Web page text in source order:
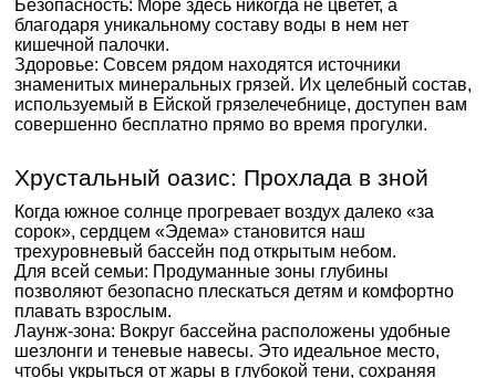
Безопасность: Море здесь никогда не цветет, а
благодаря уникальному составу воды в нем нет
кишечной палочки.
Здоровье: Совсем рядом находятся источники
знаменитых минеральных грязей. Их целебный состав,
используемый в Ейской грязелечебнице, доступен вам
совершенно бесплатно прямо во время прогулки.
Хрустальный оазис: Прохлада в зной
Когда южное солнце прогревает воздух далеко «за
сорок», сердцем «Эдема» становится наш
трехуровневый бассейн под открытым небом.
Для всей семьи: Продуманные зоны глубины
позволяют безопасно плескаться детям и комфортно
плавать взрослым.
Лаунж-зона: Вокруг бассейна расположены удобные
шезлонги и теневые навесы. Это идеальное место,
чтобы укрыться от жары в глубокой тени, сохраняя